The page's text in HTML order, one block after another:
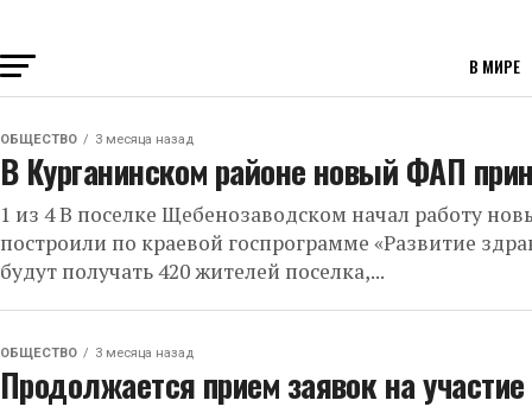
В МИРЕ
ОБЩЕСТВО 3 месяца назад
В Курганинском районе новый ФАП
1 из 4 В поселке Щебенозаводском начал работу
построили по краевой госпрограмме «Развитие
будут получать 420 жителей поселка,...
ОБЩЕСТВО 3 месяца назад
Продолжается прием заявок на